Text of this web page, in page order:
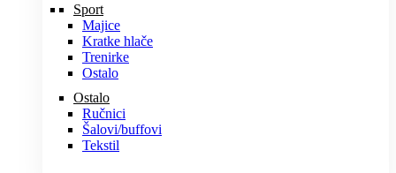
Sport
Majice
Kratke hlače
Trenirke
Ostalo
Ostalo
Ručnici
Šalovi/buffovi
Tekstil